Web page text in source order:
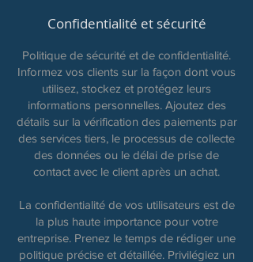
Confidentialité et sécurité
Politique de sécurité et de confidentialité.
Informez vos clients sur la façon dont vous
utilisez, stockez et protégez leurs
informations personnelles. Ajoutez des
détails sur la vérification des paiements par
des services tiers, le processus de collecte
des données ou le délai de prise de
contact avec le client après un achat.
La confidentialité de vos utilisateurs est de
la plus haute importance pour votre
entreprise. Prenez le temps de rédiger une
politique précise et détaillée. Privilégiez un